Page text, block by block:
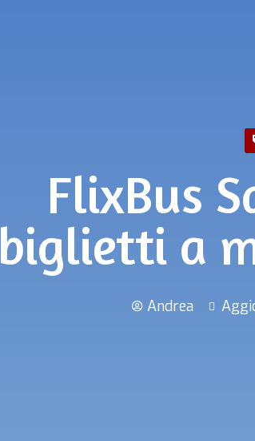
FlixBus
biglietti a
Andrea